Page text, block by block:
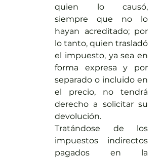
quien lo causó,
siempre que no lo
hayan acreditado; por
lo tanto, quien trasladó
el impuesto, ya sea en
forma expresa y por
separado o incluido en
el precio, no tendrá
derecho a solicitar su
devolución.
Tratándose de los
impuestos indirectos
pagados en la